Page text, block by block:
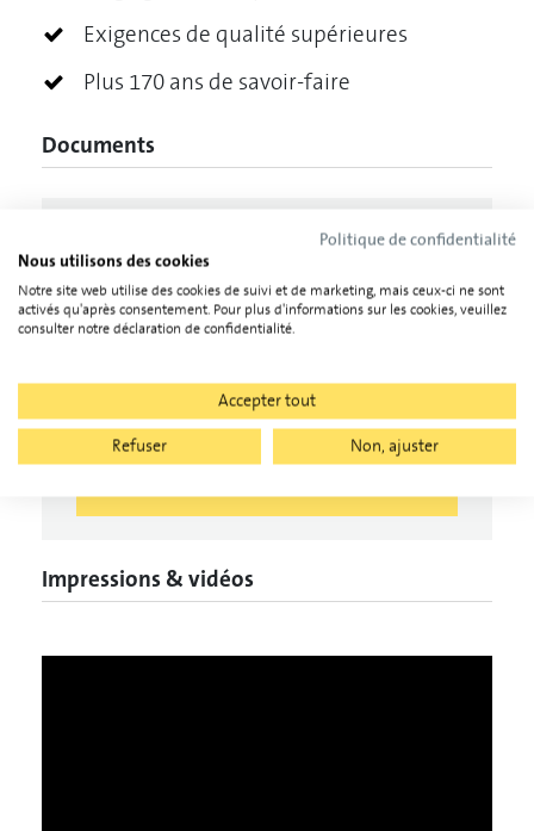
Exigences de qualité supérieures
Plus 170 ans de savoir-faire
Documents
Dépliant sur les produits
Impressions & vidéos
Politique de confidentialité
Nous utilisons des cookies
Notre site web utilise des cookies de suivi et de marketing, mais ceux-ci ne sont
activés qu'après consentement. Pour plus d'informations sur les cookies, veuillez
consulter notre déclaration de confidentialité.
Accepter tout
Refuser
Non, ajuster